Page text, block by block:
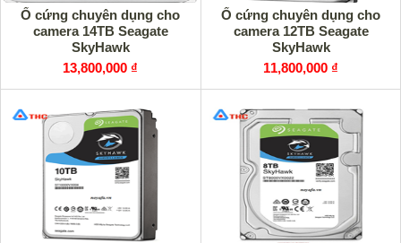
Ổ cứng chuyên dụng cho
camera 14TB Seagate
SkyHawk
13,800,000 ₫
Ổ cứng chuyên dụng cho
camera 12TB Seagate
SkyHawk
11,800,000 ₫